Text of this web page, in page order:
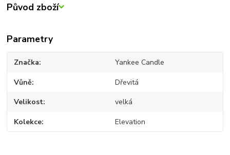
Původ zboží
Parametry
Značka Yankee Candle
Vůně Dřevitá
Velikost velká
Kolekce Elevation